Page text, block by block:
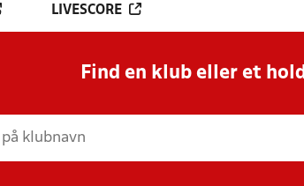
LIVESCORE
Find en klub eller et hold